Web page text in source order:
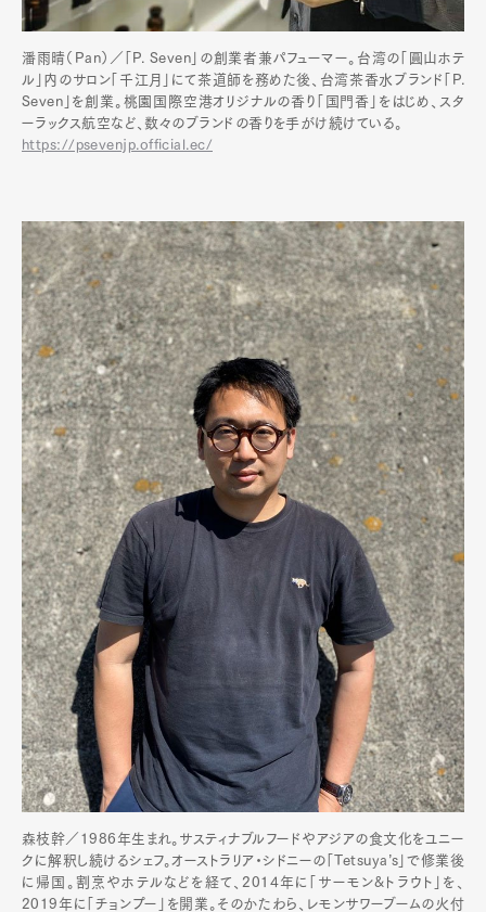
潘雨晴（Pan）／「P. Seven」の創業者兼パフューマー。台湾の「圓山ホテ
ル」内のサロン「千江月」にて茶道師を務めた後、台湾茶香水ブランド「P.
Seven」を創業。桃園国際空港オリジナルの香り「国門香」をはじめ、スタ
ーラックス航空など、数々のブランドの香りを手がけ続けている。
https://psevenjp.official.ec/
森枝幹／1986年生まれ。サスティナブルフードやアジアの食文化をユニー
クに解釈し続けるシェフ。オーストラリア・シドニーの「Tetsuya’s」で修業後
に帰国。割烹やホテルなどを経て、2014年に「サーモン&トラウト」を、
2019年に「チョンプー」を開業。そのかたわら、レモンサワーブームの火付